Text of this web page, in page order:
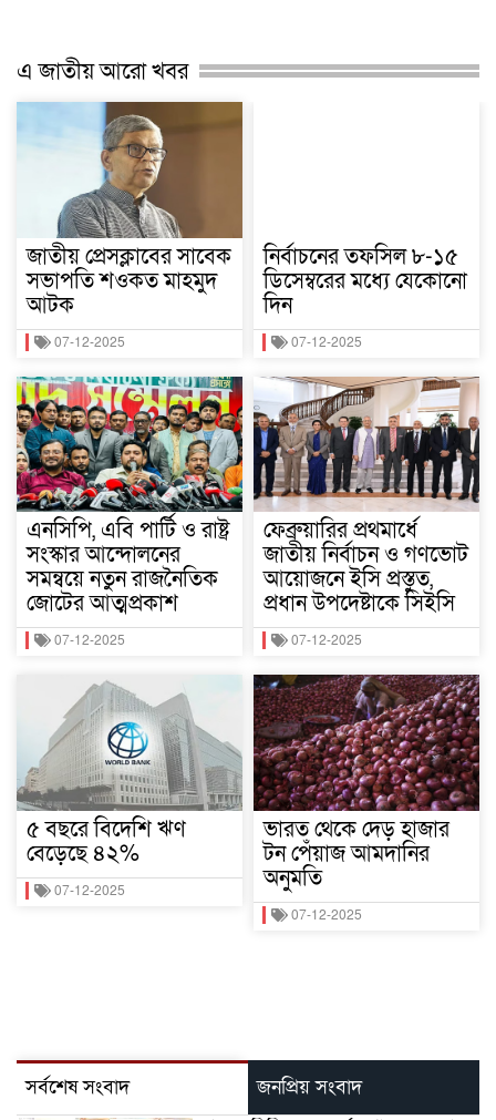
এ জাতীয় আরো খবর
জাতীয় প্রেসক্লাবের সাবেক
সভাপতি শওকত মাহমুদ
আটক
07-12-2025
এনসিপি, এবি পার্টি ও রাষ্ট্র
সংস্কার আন্দোলনের
সমন্বয়ে নতুন রাজনৈতিক
জোটের আত্মপ্রকাশ
07-12-2025
৫ বছরে বিদেশি ঋণ
বেড়েছে ৪২%
07-12-2025
নির্বাচনের তফসিল ৮-১৫
ডিসেম্বরের মধ্যে যেকোনো
দিন
07-12-2025
ফেব্রুয়ারির প্রথমার্ধে
জাতীয় নির্বাচন ও গণভোট
আয়োজনে ইসি প্রস্তুত,
প্রধান উপদেষ্টাকে সিইসি
07-12-2025
ভারত থেকে দেড় হাজার
টন পেঁয়াজ আমদানির
অনুমতি
07-12-2025
সর্বশেষ সংবাদ জনপ্রিয় সংবাদ